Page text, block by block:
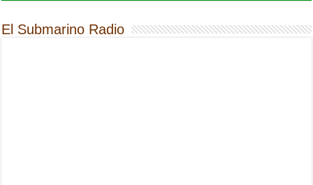
El Submarino Radio